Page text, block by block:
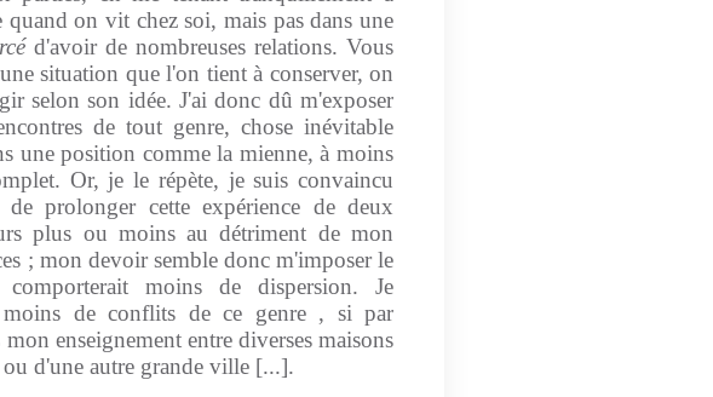
quand on vit chez soi, mais pas dans une
d'avoir de nombreuses relations. Vous
situation que l'on tient à conserver, on
selon son idée. J'ai donc dû m'exposer
de tout genre, chose inévitable
une position comme la mienne, à moins
Or, je le répète, je suis convaincu
prolonger cette expérience de deux
plus ou moins au détriment de mon
; mon devoir semble donc m'imposer le
moins de dispersion. Je
moins de conflits de ce genre , si par
enseignement entre diverses maisons
d'une autre grande ville [...].